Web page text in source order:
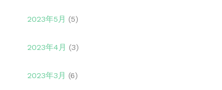
2023年5月 (5)
2023年4月 (3)
2023年3月 (6)